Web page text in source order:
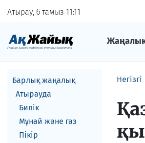
Атырау, 6 тамыз 11 11
Барлық жаңалық
Атырауда
Билік
Мұнай және газ
Пікір
Негізгі